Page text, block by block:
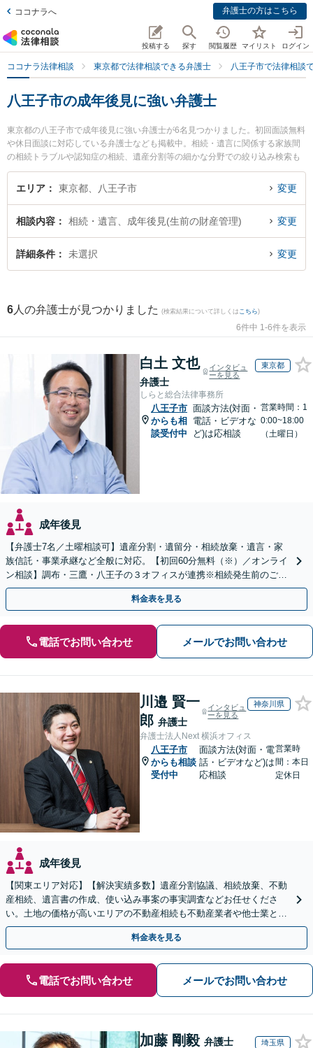
ココナラへ 弁護士の方はこちら
投稿する 探す 閲覧履歴 マイリスト ログイン
ココナラ法律相談 東京都で法律相談できる弁護士 八王子市で法律相談
八王子市の成年後見に強い弁護士
東京都の八王子市で成年後見に強い弁護士が6名見つかりました。初回面談無料
や休日面談に対応している弁護士なども掲載中。相続・遺言に関係する家族間
の相続トラブルや認知症の相続、遺産分割等の細かな分野での絞り込み検索も
でき便利です。特にベリーベスト法律事務所 八王子オフィスの荒居 聖弁護士や
ベリーベスト法律事務所 八王子オフィスの上田 芙祐美弁護士、TAM法律事務所
士に相談したい』『成年後見のトラブル解決の実績豊富な近くの弁護士を検索
したい』『初回相談無料で成年後見を法律相談できる八王子市内の弁護士に相
談予約したい』などでお困りの相談者さんにおすすめです。
エリア 東京都、八王子市 変更
相談内容 相続・遺言、成年後見(生前の財産管理) 変更
詳細条件 未選択 変更
6 人の弁護士が見つかりました (検索結果について詳しくは こちら)
6件中 1-6件を表示
白土 文也
弁護士
インタビュ
ーを見る
東京都
しらと総合法律事務所
八王子市
からも相
談受付中
面談方法(対面・
電話・ビデオな
ど)は応相談
営業時間：1
0:00~18:00
（土曜日）
成年後見
【弁護士7名／土曜相談可】遺産分割・遺留分・相続放棄・遺言・家
族信託・事業承継など全般に対応。【初回60分無料（※）／オンライ
ン相談】調布・三鷹・八王子の３オフィスが連携※相続発生前のご相
談など有料相談になるものもございます。
料金表を見る
電話でお問い合わせ メールでお問い合わせ
川邉 賢一
郎 弁護士
インタビュ
ーを見る
神奈川県
弁護士法人Next 横浜オフィス
八王子市
からも相談
受付中
面談方法(対面・電
話・ビデオなど)は
応相談
営業時
間：本日
定休日
成年後見
【関東エリア対応】【解決実績多数】遺産分割協議、相続放棄、不動
産相続、遺言書の作成、使い込み事案の事実調査などお任せくださ
い。土地の価格が高いエリアの不動産相続も不動産業者や他士業と連
携し、適切かつ円滑に対応します【初回相談無料】
料金表を見る
電話でお問い合わせ メールでお問い合わせ
加藤 剛毅 弁護士 埼玉県